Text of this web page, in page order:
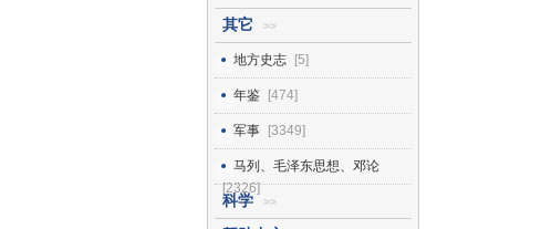
其它 >>
地方史志 [5]
年鉴 [474]
军事 [3349]
马列、毛泽东思想、邓论
[2326]
科学 >>